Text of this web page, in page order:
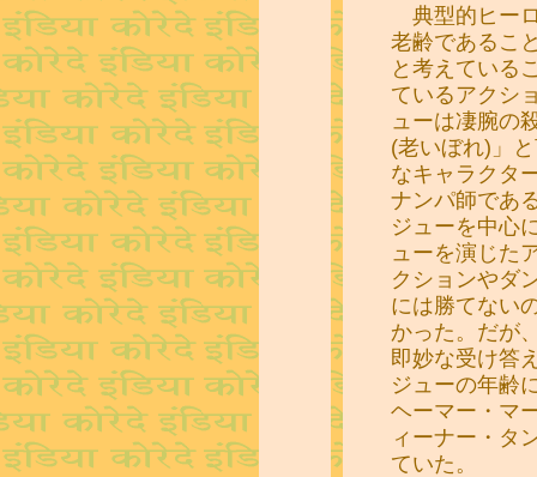
典型的ヒー
老齢であるこ
と考えている
ているアクシ
ューは凄腕の
(老いぼれ)」
なキャラクタ
ナンパ師であ
ジューを中心
ューを演じた
クションやダ
には勝てない
かった。だが
即妙な受け答
ジューの年齢
ヘーマー・マ
ィーナー・タ
ていた。